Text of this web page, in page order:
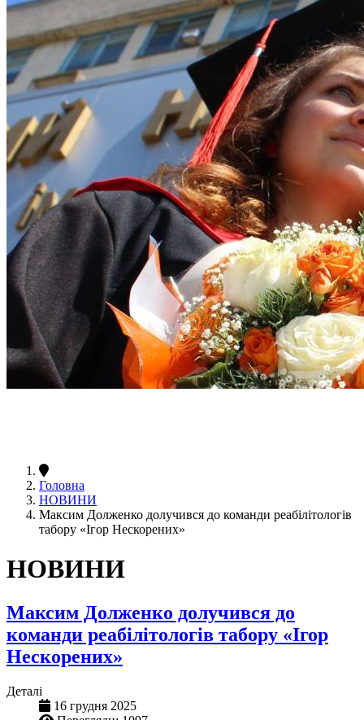
Головна
НОВИНИ
Максим Долженко долучився до команди реабілітологів
табору «Ігор Нескорених»
НОВИНИ
Максим Долженко долучився до
команди реабілітологів табору «Ігор
Нескорених»
Деталі
16 грудня 2025